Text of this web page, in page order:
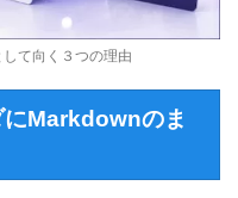
て向く３つの理由
にMarkdownのま